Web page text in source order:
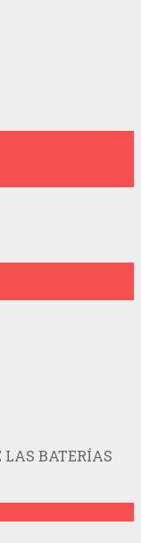
LAS BATERÍAS